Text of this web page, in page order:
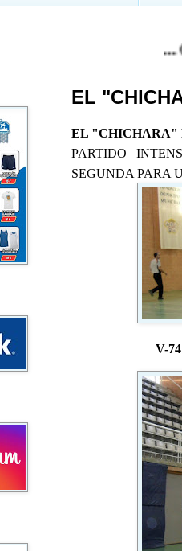
... CLUB
EL
EL "CHICHARA"
PARTIDO
SEGUNDA PARA
V-